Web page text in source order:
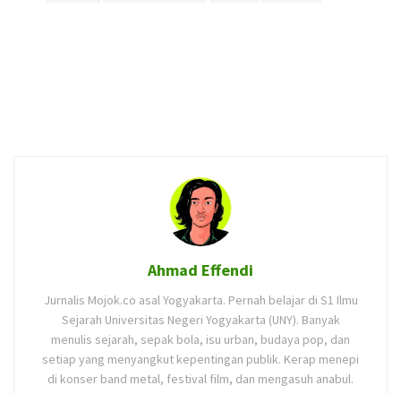
Ahmad Effendi
Jurnalis Mojok.co asal Yogyakarta. Pernah belajar di S1 Ilmu
Sejarah Universitas Negeri Yogyakarta (UNY). Banyak
menulis sejarah, sepak bola, isu urban, budaya pop, dan
setiap yang menyangkut kepentingan publik. Kerap menepi
di konser band metal, festival film, dan mengasuh anabul.